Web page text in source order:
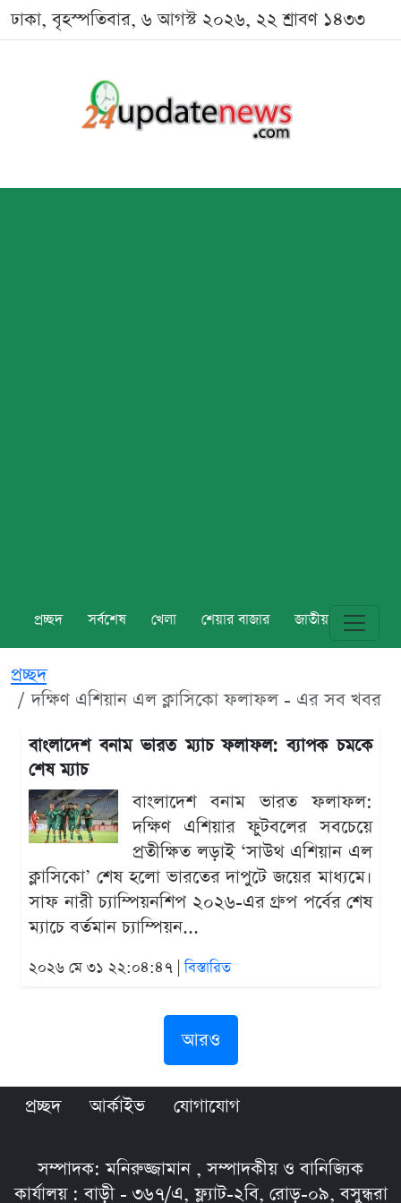
ঢাকা, বৃহস্পতিবার, ৬ আগস্ট ২০২৬, ২২ শ্রাবণ ১৪৩৩
প্রচ্ছদ সর্বশেষ খেলা শেয়ার বাজার জাতীয় বিশ্ব
প্রচ্ছদ
দক্ষিণ এশিয়ান এল ক্লাসিকো ফলাফল - এর সব খবর
বাংলাদেশ বনাম ভারত ম্যাচ ফলাফল: ব্যাপক চমকে
শেষ ম্যাচ
বাংলাদেশ বনাম ভারত ফলাফল:
দক্ষিণ এশিয়ার ফুটবলের সবচেয়ে
প্রতীক্ষিত লড়াই ‘সাউথ এশিয়ান এল
ক্লাসিকো’ শেষ হলো ভারতের দাপুটে জয়ের মাধ্যমে।
সাফ নারী চ্যাম্পিয়নশিপ ২০২৬-এর গ্রুপ পর্বের শেষ
ম্যাচে বর্তমান চ্যাম্পিয়ন...
২০২৬ মে ৩১ ২২:০৪:৪৭ |বিস্তারিত
আরও
প্রচ্ছদ আর্কাইভ যোগাযোগ
সম্পাদক: মনিরুজ্জামান , সম্পাদকীয় ও বানিজ্যিক
কার্যালয় : বাড়ী - ৩৬৭/এ, ফ্ল্যাট-২বি, রোড়-০৯, বসুন্ধরা